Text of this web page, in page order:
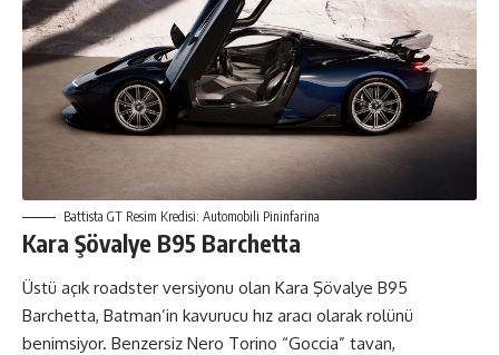
Battista GT Resim Kredisi: Automobili Pininfarina
Kara Şövalye B95 Barchetta
Üstü açık roadster versiyonu olan Kara Şövalye B95
Barchetta, Batman’in kavurucu hız aracı olarak rolünü
benimsiyor. Benzersiz Nero Torino “Goccia” tavan,